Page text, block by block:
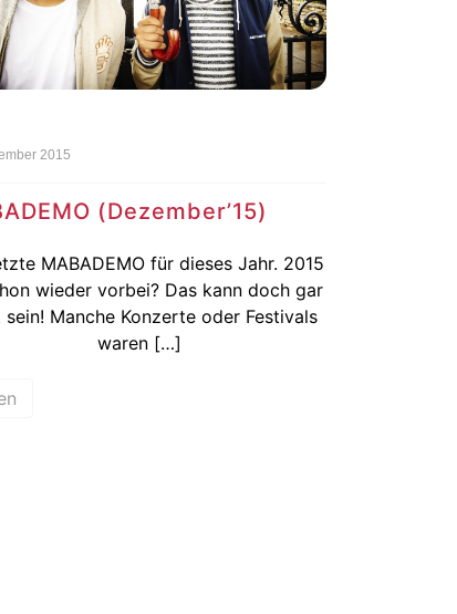
2015
(Dezember’15)
MABADEMO für dieses Jahr. 2015
wieder vorbei? Das kann doch gar
sein! Manche Konzerte oder Festivals
waren […]